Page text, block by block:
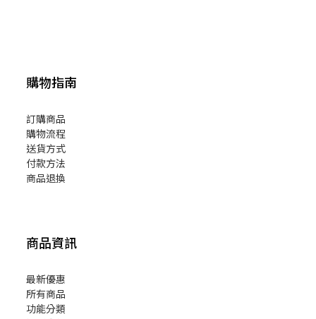
購物指南
訂購商品
購物流程
送貨方式
付款方法
商品退換
商品資訊
最新優惠
所有商品
功能分類